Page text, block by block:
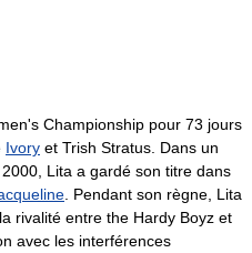
Championship pour 73 jours
Ivory et Trish Stratus. Dans un
Lita a gardé son titre dans
. Pendant son règne, Lita
rivalité entre the Hardy Boyz et
avec les interférences